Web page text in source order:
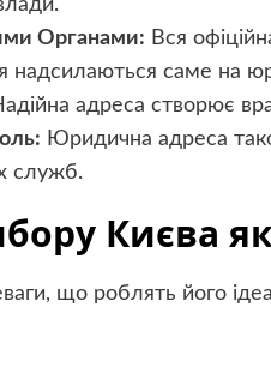
Органами: Вся
надсилаються саме на
адреса створює
Юридична адреса
служб.
Києва
що роблять його